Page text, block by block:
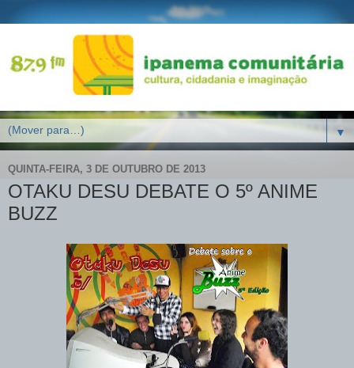
▼
QUINTA-FEIRA, 3 DE OUTUBRO DE 2013
OTAKU DESU DEBATE O 5º ANIME
BUZZ